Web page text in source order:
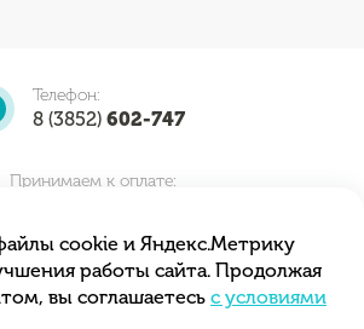
Телефон:
8 (3852) 602-747
заказы круглосуточно.
Принимаем к оплате:
cookie и Яндекс.Метрику
работы сайта. Продолжая
вы соглашаетесь с условиями